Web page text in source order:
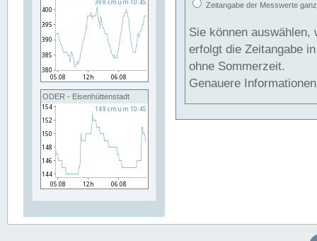
ODER - Eisenhüttenstadt
Zeitangabe der Messwerte
Sie können auswählen,
erfolgt die Zeitangabe
ohne Sommerzeit.
Genauere